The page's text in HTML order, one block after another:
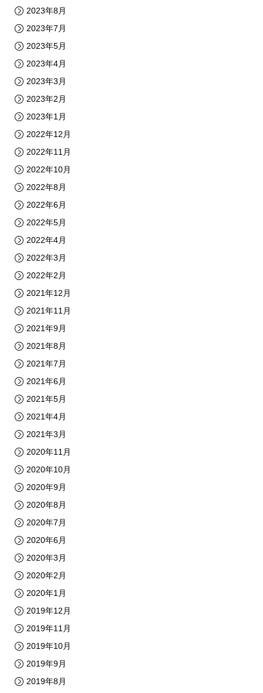
2023年8月
2023年7月
2023年5月
2023年4月
2023年3月
2023年2月
2023年1月
2022年12月
2022年11月
2022年10月
2022年8月
2022年6月
2022年5月
2022年4月
2022年3月
2022年2月
2021年12月
2021年11月
2021年9月
2021年8月
2021年7月
2021年6月
2021年5月
2021年4月
2021年3月
2020年11月
2020年10月
2020年9月
2020年8月
2020年7月
2020年6月
2020年3月
2020年2月
2020年1月
2019年12月
2019年11月
2019年10月
2019年9月
2019年8月